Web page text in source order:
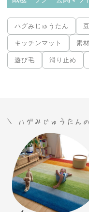
ハグみじゅうたん
キッチンマット 素材
遊び毛 滑り止め